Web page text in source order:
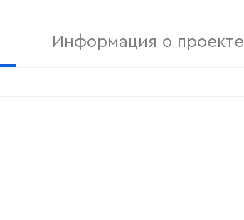
Информация о проекте